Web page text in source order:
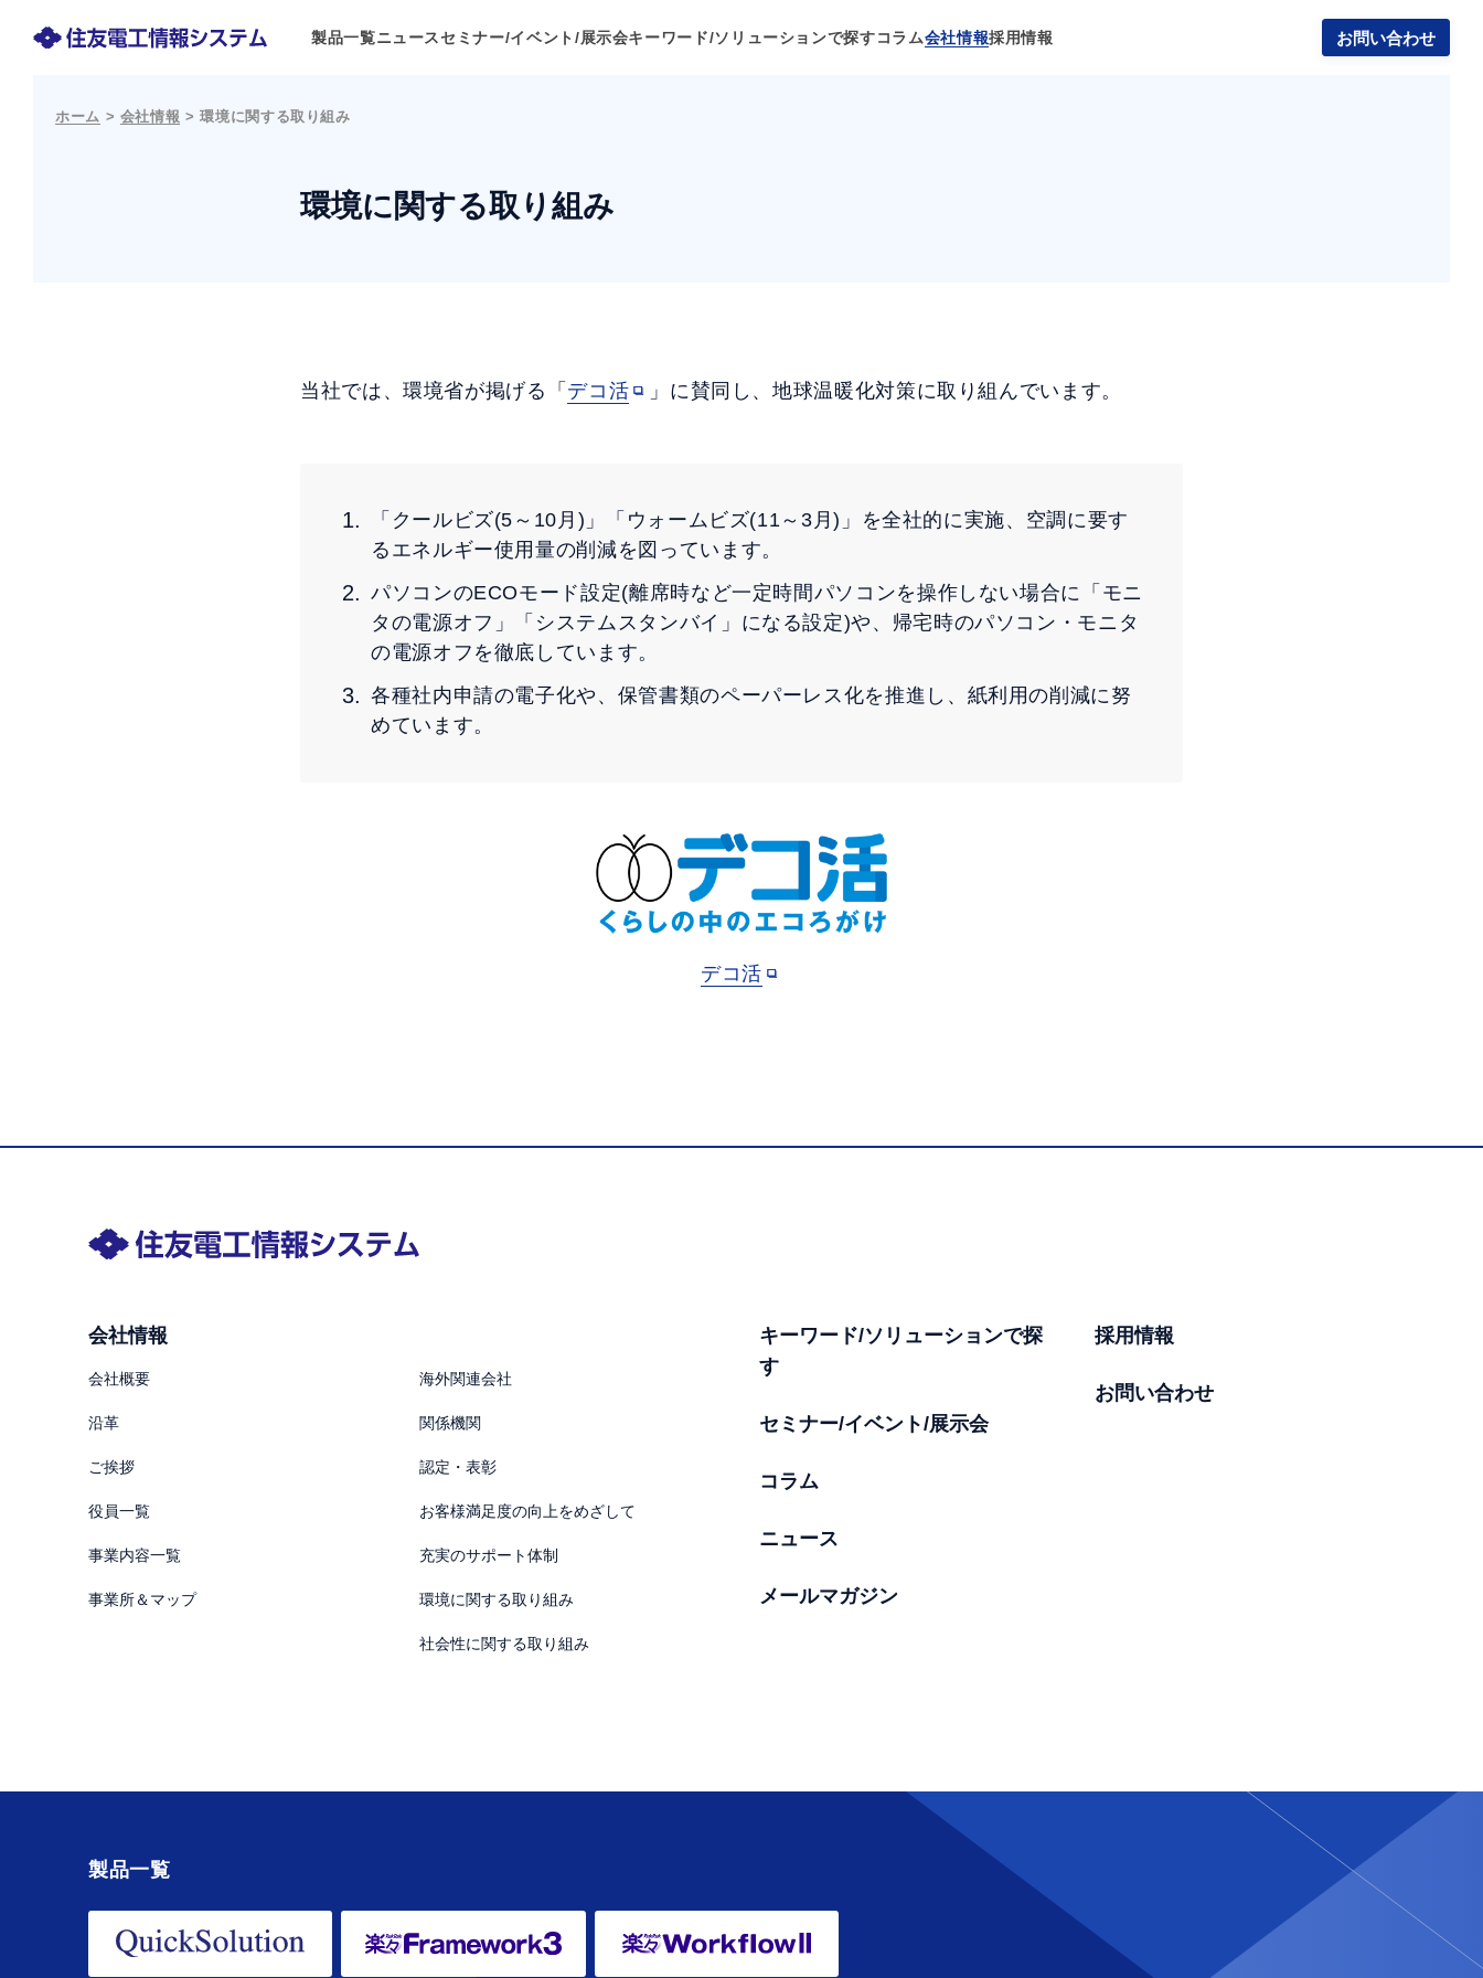
製品一覧ニュースセミナー/イベント/展示会キーワード/ソリューションで探すコラム会社情報採用情報 お問い合わせ
ホーム > 会社情報 >環境に関する取り組み
環境に関する取り組み
当社では、環境省が掲げる「 デコ活 」に賛同し、地球温暖化対策に取り組んでいます。
「クールビズ(5～10月)」「ウォームビズ(11～3月)」を全社的に実施、空調に要す
るエネルギー使用量の削減を図っています。
パソコンのECOモード設定(離席時など一定時間パソコンを操作しない場合に「モニ
タの電源オフ」「システムスタンバイ」になる設定)や、帰宅時のパソコン・モニタ
の電源オフを徹底しています。
各種社内申請の電子化や、保管書類のペーパーレス化を推進し、紙利用の削減に努
めています。
デコ活
会社情報
会社概要
沿革
ご挨拶
役員一覧
事業内容一覧
事業所＆マップ
海外関連会社
関係機関
認定・表彰
お客様満足度の向上をめざして
充実のサポート体制
環境に関する取り組み
社会性に関する取り組み
キーワード/ソリューションで探
す
セミナー/イベント/展示会
コラム
ニュース
メールマガジン
採用情報
お問い合わせ
製品一覧